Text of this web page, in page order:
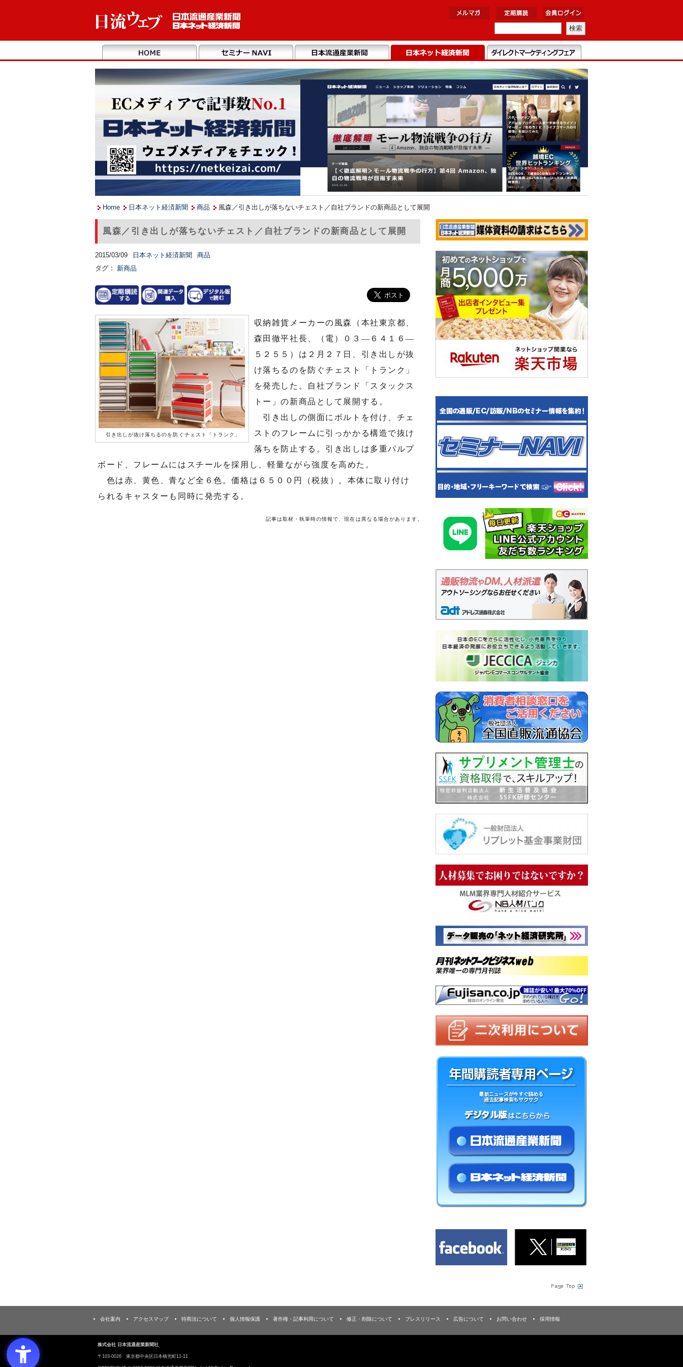
Home 日本ネット経済新聞 商品 風森／引き出しが落ちないチェスト／自社ブランドの新商品として展開
風森／引き出しが落ちないチェスト／自社ブランドの新商品として展開
2015/03/09 日本ネット経済新聞
商品
タグ：
新商品
引き出しが抜け落ちるのを防ぐチェスト「トランク」
収納雑貨メーカーの風森（本社東京都、
森田徹平社長、（電）０３―６４１６―
５２５５）は２月２７日、引き出しが抜
け落ちるのを防ぐチェスト「トランク」
を発売した。自社ブランド「スタックス
トー」の新商品として展開する。
引き出しの側面にボルトを付け、チェ
ストのフレームに引っかかる構造で抜け
落ちを防止する。引き出しは多重パルプ
ボード、フレームにはスチールを採用し、軽量ながら強度を高めた。
色は赤、黄色、青など全６色。価格は６５００円（税抜）。本体に取り付け
られるキャスターも同時に発売する。
記事は取材・執筆時の情報で、現在は異なる場合があります。
会社案内 アクセスマップ 特商法について 個人情報保護 著作権・記事利用について 修正・削除について プレスリリース 広告について お問い合わせ 採用情報
株式会社 日本流通産業新聞社
〒103‐0026 東京都中央区日本橋兜町11-11